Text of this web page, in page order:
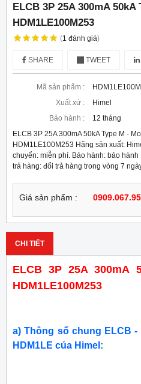
ELCB 3P 25A 300mA 50kA
HDM1LE100M253
(1 đánh giá)
SHARE TWEET
Mã sản phẩm :
Xuất xứ :
Himel
Bảo hành :
12 tháng
ELCB 3P 25A 300mA 50kA Type M -
HDM1LE100M253 Hãng sản xuất:
chuyển: miễn phí. Bảo hành: bảo
trả hàng: đổi trả hàng trong vòng 7
Giá sản phẩm :
CHI TIẾT
ELCB 3P 25A 300mA
HDM1LE100M253
a) Thông số chung ELCB
HDM1LE của Himel: